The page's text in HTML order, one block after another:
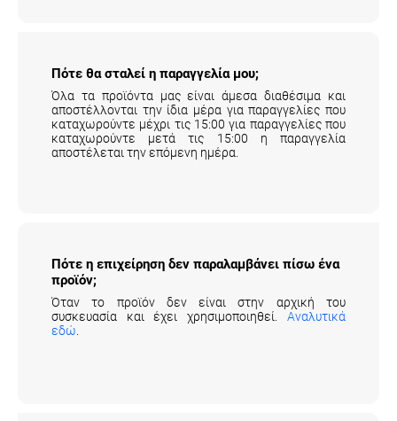
Πότε θα σταλεί η παραγγελία μου;
Όλα τα προϊόντα μας είναι άμεσα διαθέσιμα και
αποστέλλονται την ίδια μέρα για παραγγελίες που
καταχωρούντε μέχρι τις 15:00 για παραγγελίες που
καταχωρούντε μετά τις 15:00 η παραγγελία
αποστέλεται την επόμενη ημέρα.
Πότε η επιχείρηση δεν παραλαμβάνει πίσω
ένα προϊόν;
Όταν το προϊόν δεν είναι στην αρχική του
συσκευασία και έχει χρησιμοποιηθεί.
Αναλυτικά
εδώ